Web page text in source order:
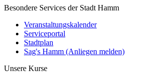
Besondere Services der Stadt Hamm
Veranstaltungskalender
Serviceportal
Stadtplan
Sag's Hamm (Anliegen melden)
Unsere Kurse